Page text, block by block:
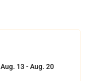
Aug. 13 - Aug. 20